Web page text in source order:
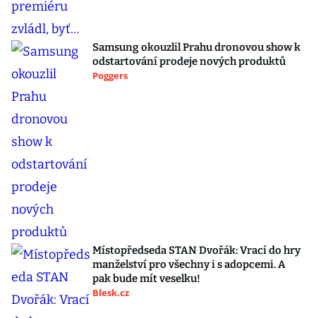
Samsung okouzlil Prahu dronovou show k
odstartování prodeje nových produktů
Poggers
Místopředseda STAN Dvořák: Vrací do hry
manželství pro všechny i s adopcemi. A
pak bude mít veselku!
Blesk.cz